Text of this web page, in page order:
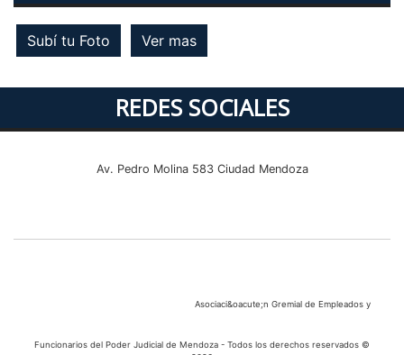
Subí tu Foto Ver mas
REDES SOCIALES
Av. Pedro Molina 583 Ciudad Mendoza
Asociaci&oacute;n Gremial de Empleados y
Funcionarios del Poder Judicial de Mendoza - Todos los derechos reservados ©